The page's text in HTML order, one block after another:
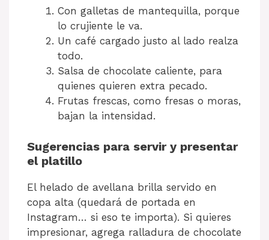
Con galletas de mantequilla, porque
lo crujiente le va.
Un café cargado justo al lado realza
todo.
Salsa de chocolate caliente, para
quienes quieren extra pecado.
Frutas frescas, como fresas o moras,
bajan la intensidad.
Sugerencias para servir y presentar
el platillo
El helado de avellana brilla servido en
copa alta (quedará de portada en
Instagram… si eso te importa). Si quieres
impresionar, agrega ralladura de chocolate